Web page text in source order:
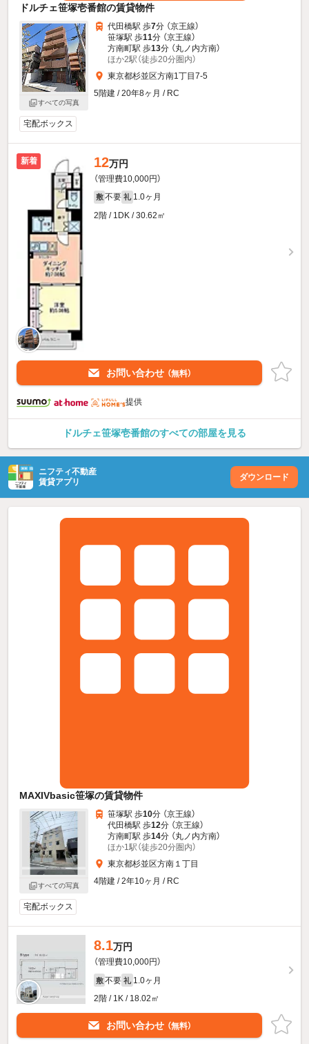
ドルチェ笹塚壱番館の賃貸物件
すべての写真
代田橋駅 歩7分 （京王線）
笹塚駅 歩11分 （京王線）
方南町駅 歩13分 （丸ノ内方南）
ほか2駅（徒歩20分圏内）
東京都杉並区方南1丁目7-5
5階建 / 20年8ヶ月 / RC
宅配ボックス
新着 12万円
（管理費10,000円）
敷 不要 礼 1.0ヶ月
2階 / 1DK / 30.62㎡
お問い合わせ （無料）
提供
ドルチェ笹塚壱番館のすべての部屋を見る
ニフティ不動産
賃貸アプリ
ダウンロード
MAXIVbasic笹塚の賃貸物件
すべての写真
笹塚駅 歩10分 （京王線）
代田橋駅 歩12分 （京王線）
方南町駅 歩14分 （丸ノ内方南）
ほか1駅（徒歩20分圏内）
東京都杉並区方南１丁目
4階建 / 2年10ヶ月 / RC
宅配ボックス
8.1万円
（管理費10,000円）
敷 不要 礼 1.0ヶ月
2階 / 1K / 18.02㎡
お問い合わせ （無料）